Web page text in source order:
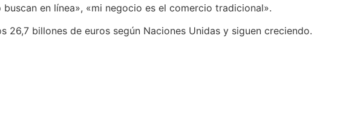
en línea», «mi negocio es el comercio tradicional».
26,7 billones de euros según Naciones Unidas y siguen creciendo.